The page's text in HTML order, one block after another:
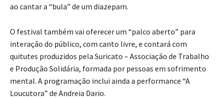
ao cantar a “bula” de um diazepam.
O festival também vai oferecer um “palco aberto” para
interação do público, com canto livre, e contará com
quitutes produzidos pela Suricato – Associação de Trabalho
e Produção Solidária, formada por pessoas em sofrimento
mental. A programação inclui ainda a performance “A
Loucutora” de Andreia Dario.